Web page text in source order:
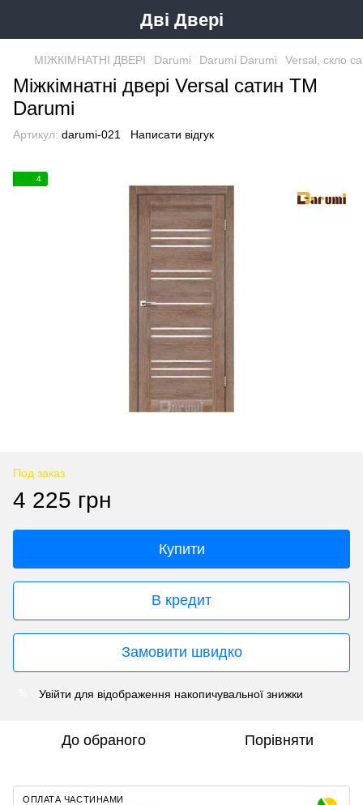
Дві Двері
МІЖКІМНАТНІ ДВЕРІ Darumi Darumi Darumi Versal, скло
Міжкімнатні двері Versal сатин ТМ
Darumi
Артикул: darumi-021 Написати відгук
4
Под заказ
4 225 грн
Купити
В кредит
Замовити швидко
Увійти для відображення накопичувальної знижки
До обраного Порівняти
ОПЛАТА ЧАСТИНАМИ